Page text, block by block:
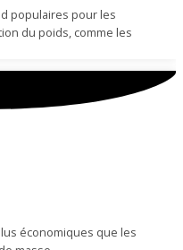
populaires pour les
du poids, comme les
économiques que les